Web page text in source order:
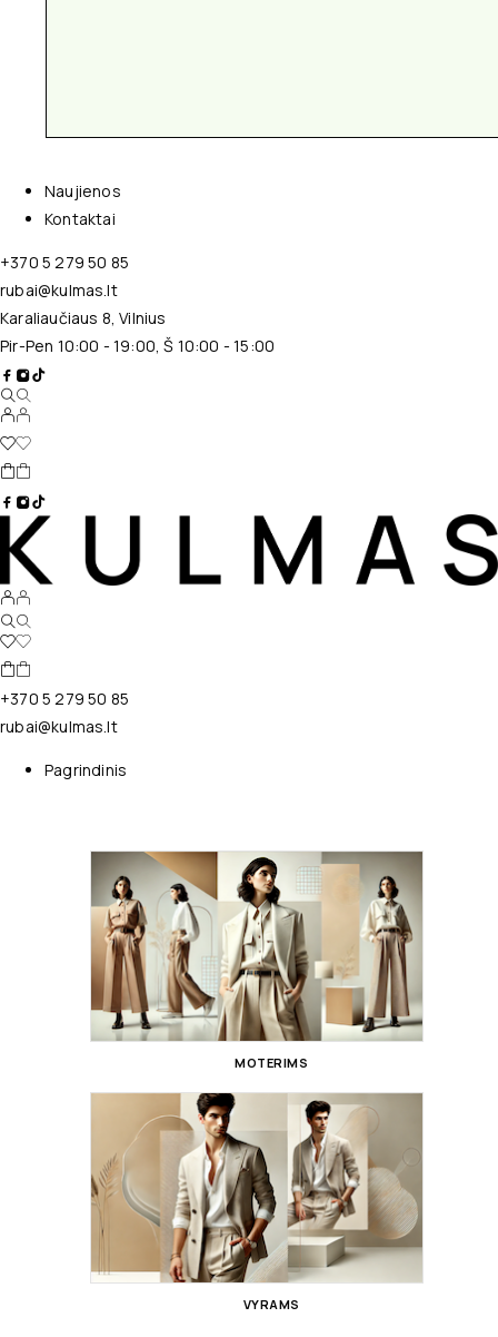
Naujienos
Kontaktai
+370 5 279 50 85
rubai@kulmas.lt
Karaliaučiaus 8, Vilnius
Pir-Pen 10:00 - 19:00, Š 10:00 - 15:00
+370 5 279 50 85
rubai@kulmas.lt
Pagrindinis
MOTERIMS
VYRAMS